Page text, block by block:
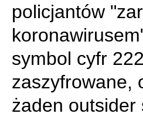
policjantów
symbol cyfr
zaszyfrowane,
żaden outsider